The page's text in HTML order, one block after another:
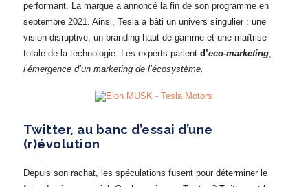
performant. La marque a annoncé la fin de son programme en
septembre 2021. Ainsi, Tesla a bâti un univers singulier : une
vision disruptive, un branding haut de gamme et une maîtrise
totale de la technologie. Les experts parlent d’eco-marketing,
l’émergence d’un marketing de l’écosystème.
Twitter, au banc d’essai d’une
(r)évolution
Depuis son rachat, les spéculations fusent pour déterminer le